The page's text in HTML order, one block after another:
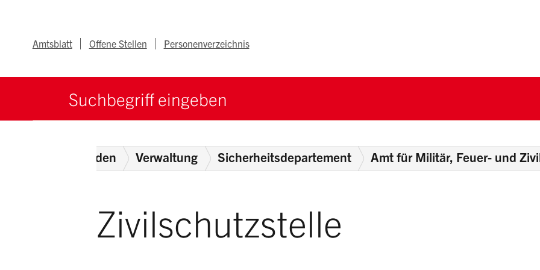
Metanav
Amtsblatt Offene Stellen Personenverzeichnis
Suchbegriff
Behörden Verwaltung Sicherheitsdepartement Amt für Militär, Feuer- und
Zivilschutzstelle